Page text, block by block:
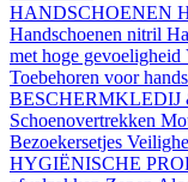
HANDSCHOENEN
Handschoenen nitril
met hoge gevoeligheid
Toebehoren voor
BESCHERMKLEDIJ
Schoenovertrekken
Bezoekersetjes
HYGIËNISCHE